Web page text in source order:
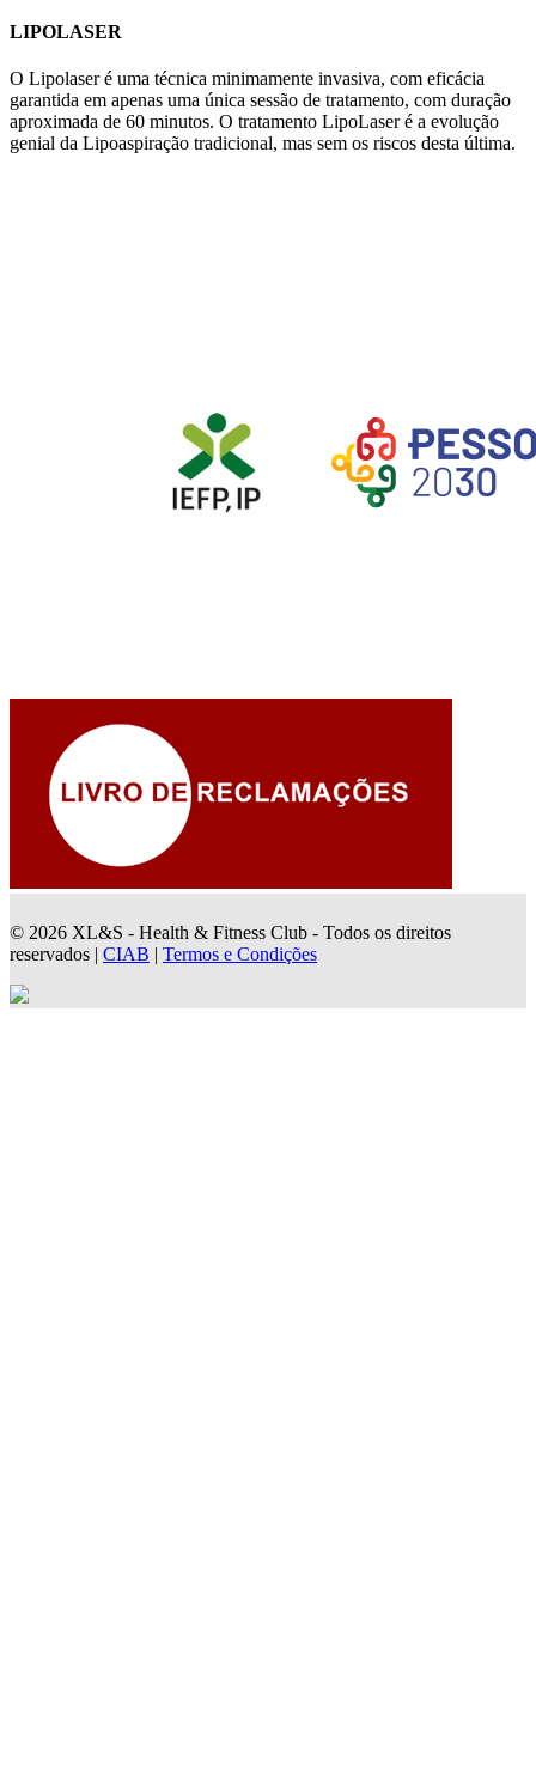
LIPOLASER
O Lipolaser é uma técnica minimamente invasiva, com eficácia
garantida em apenas uma única sessão de tratamento, com duração
aproximada de 60 minutos. O tratamento LipoLaser é a evolução
genial da Lipoaspiração tradicional, mas sem os riscos desta última.
© 2026 XL&S - Health & Fitness Club - Todos os direitos
reservados | CIAB | Termos e Condições